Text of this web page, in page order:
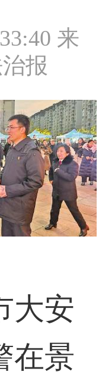
来
报
安
在景